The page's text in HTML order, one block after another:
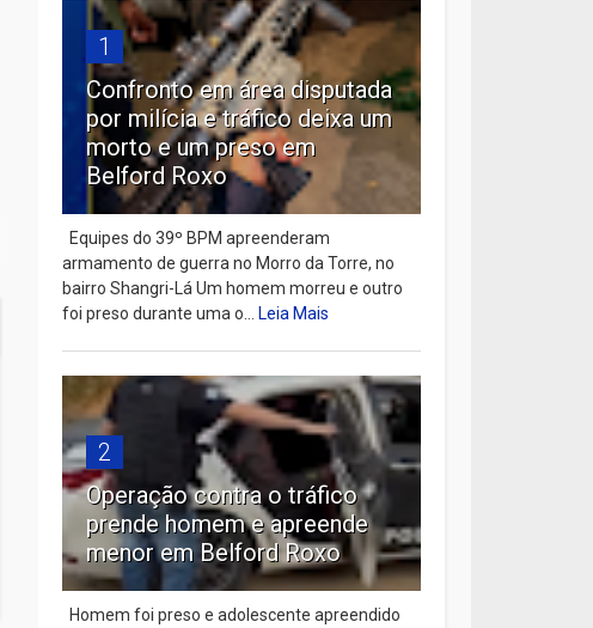
1
Confronto em área disputada
por milícia e tráfico deixa um
morto e um preso em
Belford Roxo
Equipes do 39º BPM apreenderam
armamento de guerra no Morro da Torre, no
bairro Shangri-Lá Um homem morreu e outro
foi preso durante uma o...Leia Mais
2
Operação contra o tráfico
prende homem e apreende
menor em Belford Roxo
Homem foi preso e adolescente apreendido